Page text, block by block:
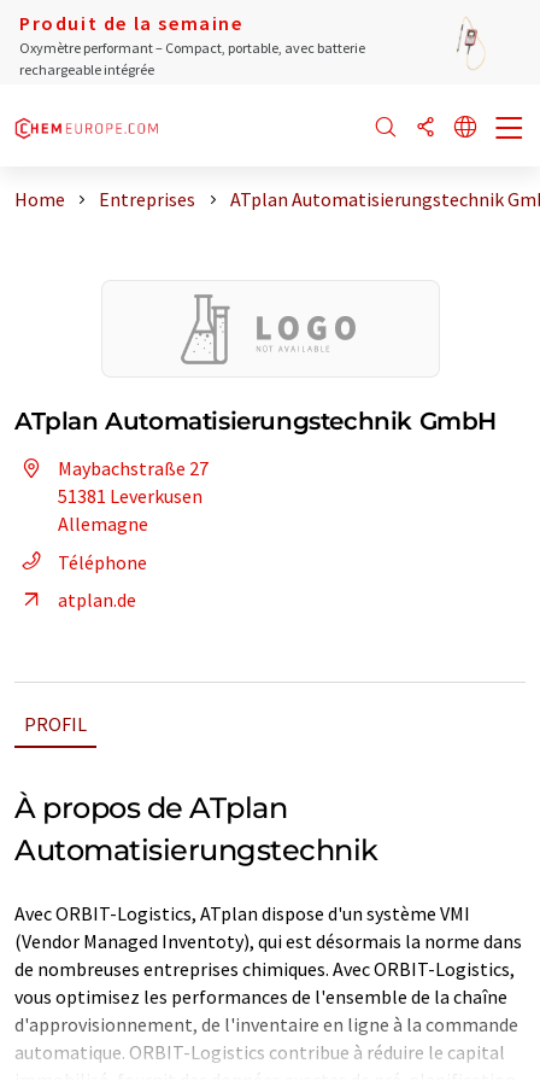
Produit de la semaine
Oxymètre performant – Compact, portable, avec batterie
rechargeable intégrée
Home Entreprises ATplan Automatisierungstechnik
ATplan Automatisierungstechnik GmbH
Maybachstraße 27
51381 Leverkusen
Allemagne
Téléphone
atplan.de
PROFIL
À propos de ATplan
Automatisierungstechnik
Avec ORBIT-Logistics, ATplan dispose d'un système VMI
(Vendor Managed Inventoty), qui est désormais la norme dans
de nombreuses entreprises chimiques. Avec ORBIT-Logistics,
vous optimisez les performances de l'ensemble de la chaîne
d'approvisionnement, de l'inventaire en ligne à la commande
automatique. ORBIT-Logistics contribue à réduire le capital